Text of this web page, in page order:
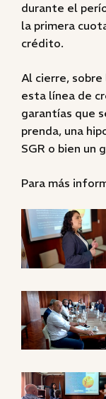
durante el
la primera
crédito.
Al cierre, sobre
esta línea de
garantías que
prenda, una
SGR o bien un
Para más